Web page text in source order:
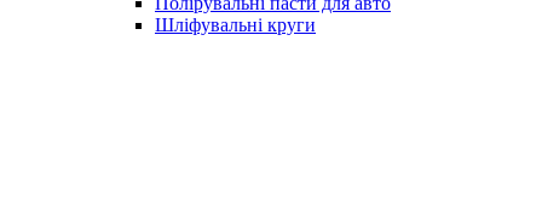
Шліфувальні круги